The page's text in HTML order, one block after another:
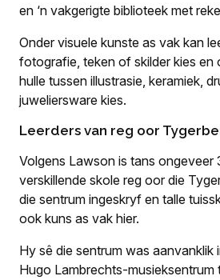
en ‘n vakgerigte biblioteek met
Onder visuele kunste as vak kan
fotografie, teken of skilder kies en
hulle tussen illustrasie, keramiek,
juweliersware kies.
Leerders van reg oor
Volgens Lawson is tans ongeveer
verskillende skole reg oor die
die sentrum ingeskryf en talle
ook kuns as vak hier.
Hy sê die sentrum was aanvanklik
Hugo Lambrechts-musieksentrum